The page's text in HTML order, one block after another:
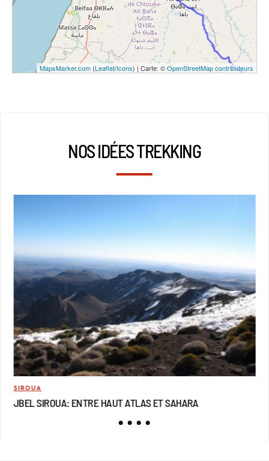
MapsMarker.com (Leaflet/Icons) | Carte: ©OpenStreetMap contributeurs
NOS IDÉES TREKKING
SIROUA
JBEL SIROUA: ENTRE HAUT ATLAS ET SAHARA